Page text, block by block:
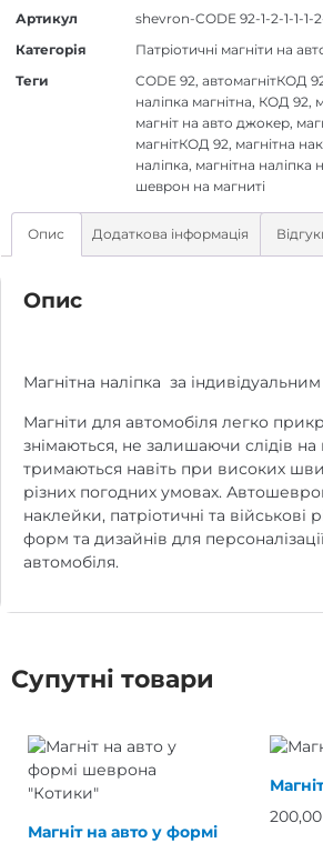
Артикул
shevron-CODE 92-1-2-1-1-1-2-
Категорія
Патріотичні магніти на
Теги
CODE 92, автомагнітКОД
наліпка магнітна, КОД 92,
магніт на авто джокер,
магнітКОД 92, магнітна
наліпка, магнітна наліпка
шеврон на магниті
Опис Додаткова інформація
Опис
Магнітна наліпка за
Магніти для автомобіля легко
знімаються, не залишаючи слідів на
тримаються навіть при високих
різних погодних умовах.
наклейки, патріотичні та військові
форм та дизайнів для
автомобіля.
Супутні товари
Магніт на авто у формі
200,00